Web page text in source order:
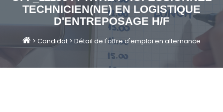
TECHNICIEN(NE) EN LOGISTIQUE
D'ENTREPOSAGE H/F
> Candidat > Détail de l'offre d'emploi en alternance